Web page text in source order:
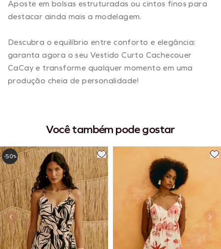
Aposte em bolsas estruturadas ou cintos finos para
destacar ainda mais a modelagem.
Descubra o equilíbrio entre conforto e elegância:
garanta agora o seu Vestido Curto Cachecouer
CaCay e transforme qualquer momento em uma
produção cheia de personalidade!
Você também pode gostar
-50%